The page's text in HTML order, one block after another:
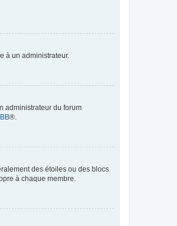
à un administrateur.
administrateur du forum
®.
des étoiles ou des blocs
à chaque membre.